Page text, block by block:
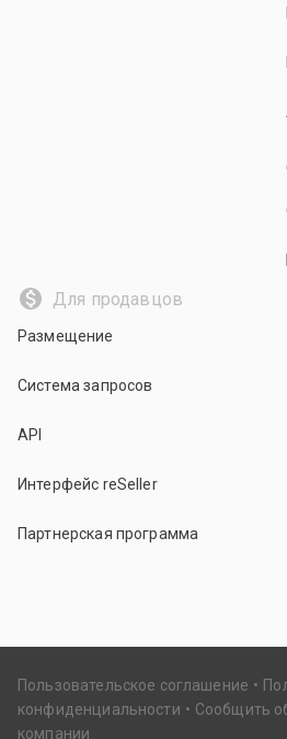
Для продавцов
Размещение
Система запросов
API
Интерфейс reSeller
Партнерская программа
Пользовательское соглашение
конфиденциальности
Сообщить
компании